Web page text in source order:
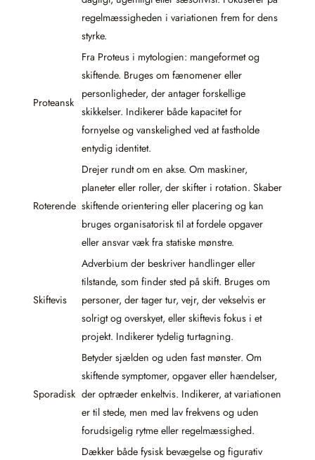
regelmæssigheden i variationen frem for dens
styrke.
Proteansk
Fra Proteus i mytologien: mangeformet og
skiftende. Bruges om fænomener eller
personligheder, der antager forskellige
skikkelser. Indikerer både kapacitet for
fornyelse og vanskelighed ved at fastholde
entydig identitet.
Roterende
Drejer rundt om en akse. Om maskiner,
planeter eller roller, der skifter i rotation. Skaber
skiftende orientering eller placering og kan
bruges organisatorisk til at fordele opgaver
eller ansvar væk fra statiske mønstre.
Skiftevis
Adverbium der beskriver handlinger eller
tilstande, som finder sted på skift. Bruges om
personer, der tager tur, vejr, der vekselvis er
solrigt og overskyet, eller skiftevis fokus i et
projekt. Indikerer tydelig turtagning.
Sporadisk
Betyder sjælden og uden fast mønster. Om
skiftende symptomer, opgaver eller hændelser,
der optræder enkeltvis. Indikerer, at variationen
er til stede, men med lav frekvens og uden
forudsigelig rytme eller regelmæssighed.
Dækker både fysisk bevægelse og figurativ